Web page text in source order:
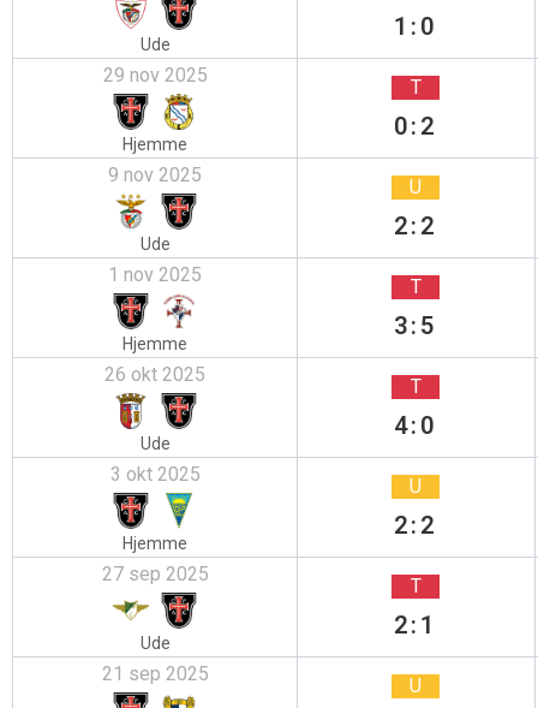
Ude
1:0
29 nov 2025
Hjemme
T
0:2
9 nov 2025
Ude
U
2:2
1 nov 2025
Hjemme
T
3:5
26 okt 2025
Ude
T
4:0
3 okt 2025
Hjemme
U
2:2
27 sep 2025
Ude
T
2:1
21 sep 2025 U